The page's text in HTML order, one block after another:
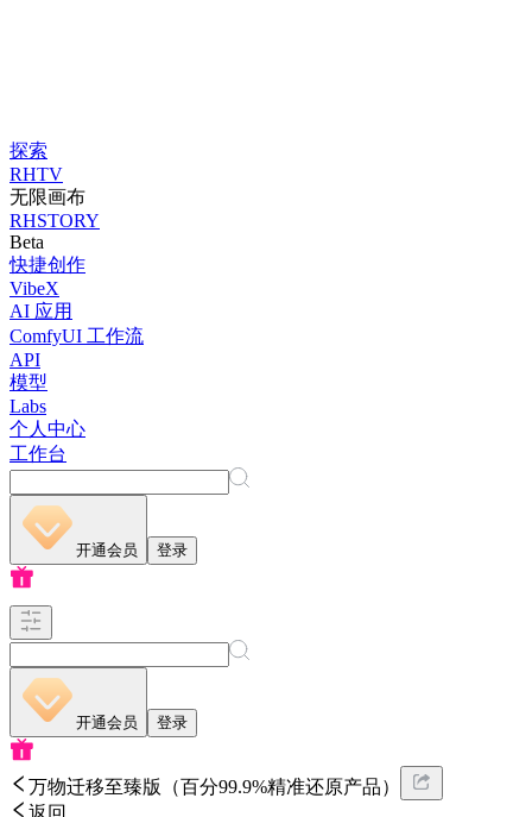
探索
RHTV
无限画布
RHSTORY
Beta
快捷创作
VibeX
AI 应用
ComfyUI 工作流
API
模型
Labs
个人中心
工作台
开通会员 登录
开通会员 登录
万物迁移至臻版（百分99.9%精准还原产品）
返回